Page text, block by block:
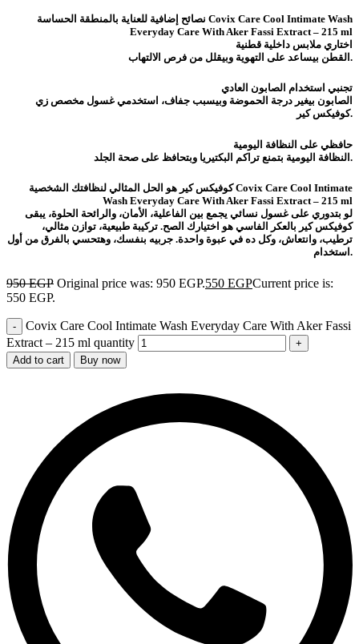
نصائح إضافية للعناية بالمنطقة الحساسة Covix Care Cool Intimate Wash
Everyday Care With Aker Fassi Extract – 215 ml
اختاري ملابس داخلية قطنية
القطن بيساعد على التهوية وبيقلل من فرص الالتهاب.
تجنبي استخدام الصابون العادي
الصابون بيغير درجة الحموضة وبيسبب جفاف، استخدمي غسول مخصص زي
كوفيكس كير.
حافظي على النظافة اليومية
النظافة اليومية بتمنع تراكم البكتيريا وبتحافظ على صحة الجلد.
كوفيكس كير هو الحل المثالي لنظافتك الشخصية Covix Care Cool Intimate
Wash Everyday Care With Aker Fassi Extract – 215 ml
لو بتدوري على غسول نسائي يجمع بين الفاعلية، الأمان، والرائحة الحلوة، يبقى
كوفيكس كير بالعكر الفاسي هو اختيارك الصح. تركيبة طبيعية، توازن مثالي،
ترطيب، وانتعاش، وكل ده في عبوة واحدة. جربيه بنفسك، وهتحسي بالفرق من أول
استخدام.
950EGP Original price was: 950 EGP.550 EGPCurrent price is:
550 EGP.
Covix Care Cool Intimate Wash Everyday Care With Aker Fassi
Extract – 215 ml quantity
Add to cart Buy now